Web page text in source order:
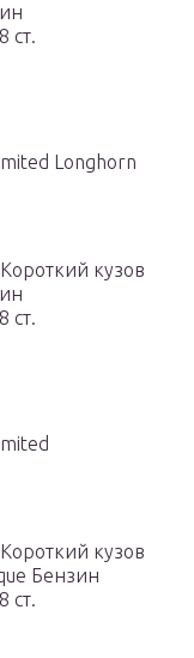
ст.
Longhorn
кузов
ст.
кузов
Бензин
ст.